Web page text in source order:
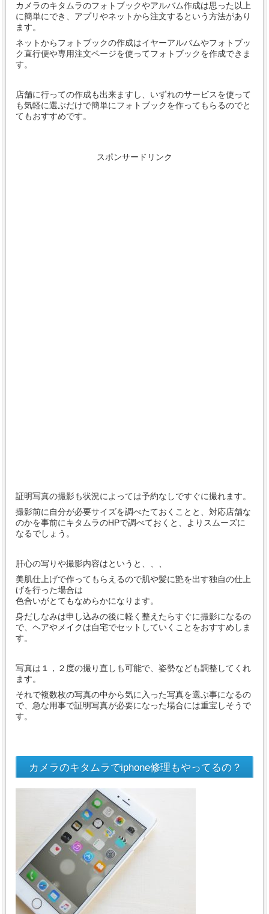
カメラのキタムラのフォトブックやアルバム作成は思った以上
に簡単にでき、アプリやネットから注文するという方法があり
ます。
ネットからフォトブックの作成はイヤーアルバムやフォトブッ
ク直行便や専用注文ページを使ってフォトブックを作成できま
す。
店舗に行っての作成も出来ますし、いずれのサービスを使って
も気軽に選ぶだけで簡単にフォトブックを作ってもらるのでと
てもおすすめです。
スポンサードリンク
証明写真の撮影も状況によっては予約なしですぐに撮れます。
撮影前に自分が必要サイズを調べたておくことと、対応店舗な
のかを事前にキタムラのHPで調べておくと、よりスムーズに
なるでしょう。
肝心の写りや撮影内容はというと、、、
美肌仕上げで作ってもらえるので肌や髪に艶を出す独自の仕上
げを行った場合は
色合いがとてもなめらかになります。
身だしなみは申し込みの後に軽く整えたらすぐに撮影になるの
で、ヘアやメイクは自宅でセットしていくことをおすすめしま
す。
写真は１，２度の撮り直しも可能で、姿勢なども調整してくれ
ます。
それで複数枚の写真の中から気に入った写真を選ぶ事になるの
で、急な用事で証明写真が必要になった場合には重宝しそうで
す。
カメラのキタムラでiphone修理もやってるの？